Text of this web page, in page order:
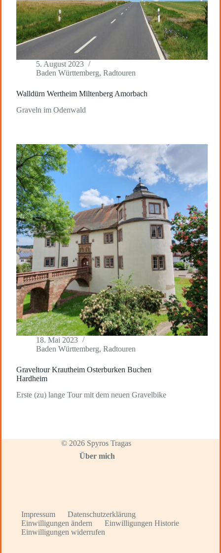
5. August 2023
Baden Württemberg, Radtouren
Walldürn Wertheim Miltenberg Amorbach
Graveln im Odenwald
18. Mai 2023
Baden Württemberg, Radtouren
Graveltour Krautheim Osterburken Buchen
Hardheim
Erste (zu) lange Tour mit dem neuen Gravelbike
© 2026 Spyros Tragas
Über mich
Impressum
Datenschutzerklärung
Einwilligungen ändern
Einwilligungen Historie
Einwilligungen widerrufen